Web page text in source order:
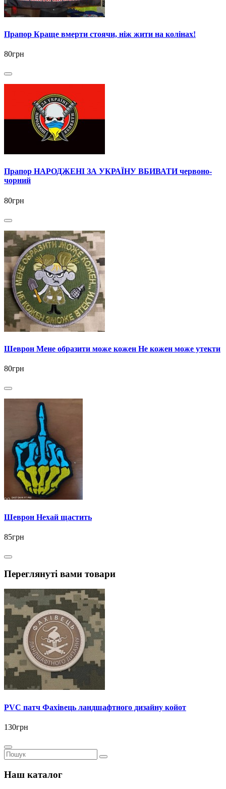
Прапор Краще вмерти стоячи, ніж жити на колінах!
80грн
Прапор НАРОДЖЕНІ ЗА УКРАЇНУ ВБИВАТИ червоно-
чорний
80грн
Шеврон Мене образити може кожен Не кожен може утекти
80грн
Шеврон Нехай щастить
85грн
Переглянуті вами товари
PVC патч Фахівець ландшафтного дизайну койот
130грн
Наш каталог